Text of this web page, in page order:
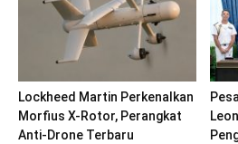
Lockheed Martin Perkenalkan
Morfius X-Rotor, Perangkat
Anti-Drone Terbaru